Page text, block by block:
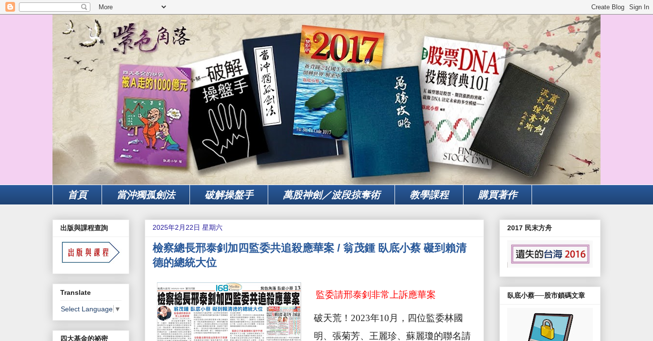
首頁 當沖獨孤劍法 破解操盤手 萬股神劍／波段掠奪術 教學課程 購買著作
2025年2月22日 星期六
檢察總長邢泰釗加四監委共追殺應華案 / 翁茂鍾 臥底小蔡 礙到賴清
德的總統大位
監委請邢泰釗非常上訴應華案
破天荒！ 2023年10 月， 四位監委林國
明、張菊芳、王麗珍、蘇麗瓊的聯名請
出版與課程查詢
Translate
Select Language ▼
四大基金的祕密
2017 民末方舟
臥底小蔡──股市鎖碼文章